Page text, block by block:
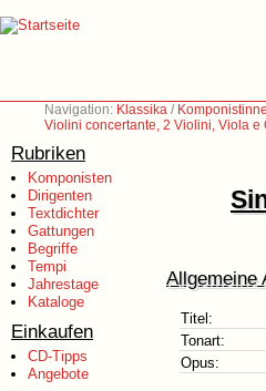
Navigation: Klassika /
Violini concertante, 2 Violini, Viola e
Rubriken
Komponisten
Dirigenten
Textdichter
Gattungen
Begriffe
Tempi
Jahrestage
Kataloge
Einkaufen
CD-Tipps
Angebote
Allgemeine
Titel:
Tonart:
Opus: